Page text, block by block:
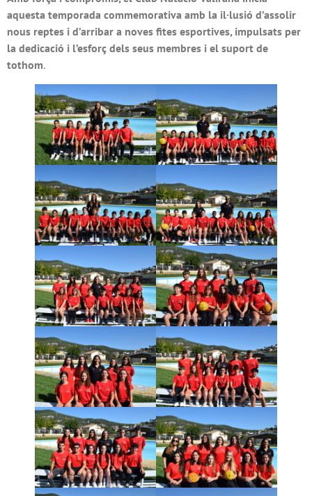
aquesta temporada commemorativa amb la il·lusió d’assolir
nous reptes i d’arribar a noves fites esportives, impulsats per
la dedicació i l’esforç dels seus membres i el suport de
tothom.